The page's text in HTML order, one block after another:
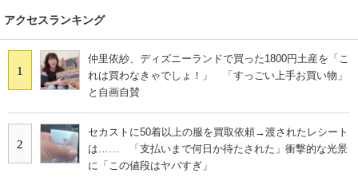
アクセスランキング
1
仲里依紗、ディズニーランドで買った1800円土産を「こ
れは買わなきゃでしょ！」 「すっごい上手お買い物」
と自画自賛
2
セカストに50着以上の服を買取依頼→渡されたレシート
は…… 「支払いまで何日か待たされた」衝撃的な光景
に「この値段はヤバすぎ」